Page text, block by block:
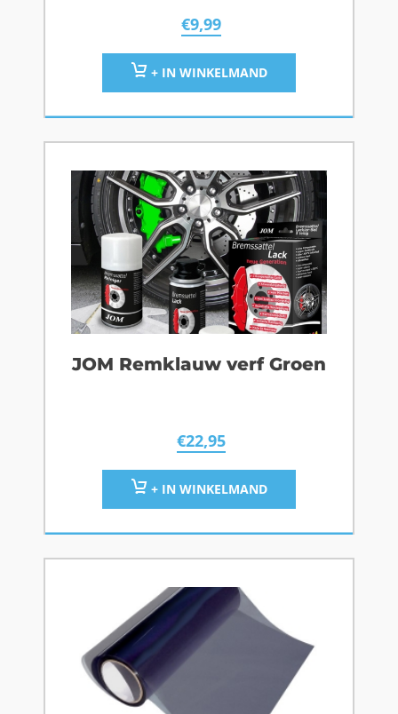
€9,99
+ IN WINKELMAND
JOM Remklauw verf Groen
€22,95
+ IN WINKELMAND